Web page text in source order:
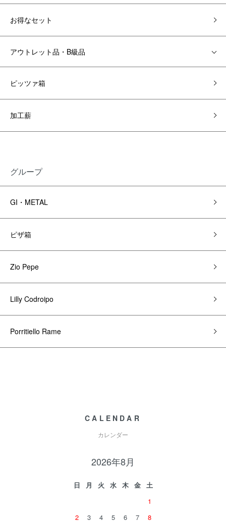
お得なセット
アウトレット品・B級品
ピッツァ箱
加工薪
グループ
GI・METAL
ピザ箱
Zio Pepe
Lilly Codroipo
Porritiello Rame
CALENDAR
カレンダー
2026年8月
日 月 火 水 木 金
土
1
2
3 4 5 6 7
8